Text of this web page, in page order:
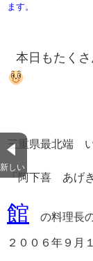
ます。
本日もたく
三重県最北端
「阿下喜 あげ
館 の料理長の
２００６年９月
新しい